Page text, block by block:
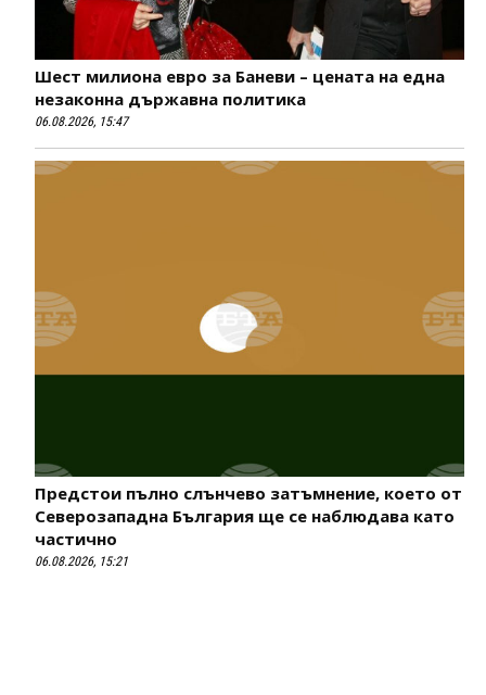
Шест милиона евро за Баневи – цената на една
незаконна държавна политика
06.08.2026, 15:47
Предстои пълно слънчево затъмнение, което от
Северозападна България ще се наблюдава като
частично
06.08.2026, 15:21